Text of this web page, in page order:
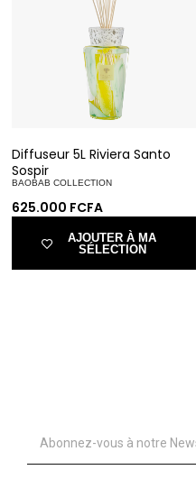
Diffuseur 5L Riviera Santo
Sospir
BAOBAB COLLECTION
625.000 FCFA
AJOUTER À MA
SÉLECTION